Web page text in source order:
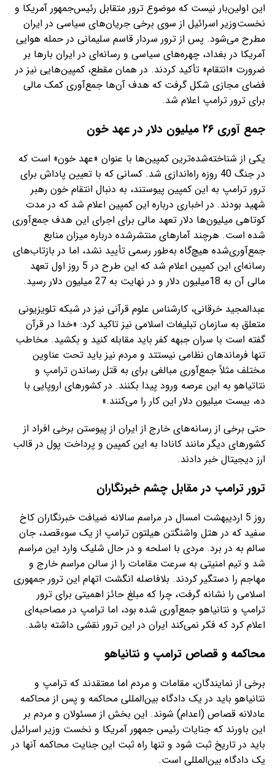
این اولین‌بار نیست که موضوع ترور متقابل رئیس‌جمهور آمریکا و
نخست‌وزیر اسرائیل از سوی برخی جریان‌های سیاسی در ایران
مطرح می‌شود. پس از ترور سردار قاسم سلیمانی در حمله هوایی
آمریکا در بغداد، چهره‌های سیاسی و رسانه‌ای در ایران بارها بر
ضرورت «انتقام» تأکید کردند. در همان مقطع، کمپین‌هایی نیز در
فضای مجازی شکل گرفت که هدف آن‌ها جمع‌آوری کمک مالی
برای ترور ترامپ اعلام شد.
جمع آوری ۲۶ میلیون دلار در عهد خون
یکی از شناخته‌شده‌ترین کمپین‌ها با عنوان «عهد خون» است که
در جنگ 40 روزه راه‌اندازی شد. کسانی که با تعیین پاداش برای
ترور ترامپ به این کمپین پیوستند، به دنبال انتقام خون رهبر
شهید بودند. در اخباری درباره این کمپین اعلام شد که در مدت
کوتاهی میلیون‌ها دلار تعهد مالی برای اجرای این هدف جمع‌آوری
شده است. هرچند آمارهای منتشرشده درباره میزان منابع
جمع‌آوری‌شده هیچ‌گاه به‌طور رسمی تأیید نشد، اما در بازتاب‌های
رسانه‌ای این کمپین اعلام شد که این طرح در 5 روز اول تعهد
مالی آن به 18میلیون دلار و در نهایت به 27 میلیون دلار رسید.
عبدالمجید خرقانی، کارشناس علوم قرآنی نیز در شبکه تلویزیونی
متعلق به سازمان تبلیغات اسلامی نیز تاکید کرد: «خدا در قرآن
گفته است با سران جبهه کفر باید مقابله کنید و بکشید. مخاطب
تنها فرماندهان نظامی نیستتد و مردم نیز باید تحت عناوین
مختلف مثلاً جمع‌آوری مبالغی برای به قتل رساندن ترامپ و
نتاتیاهو به این عرصه ورود پیدا بکنند. در کشورهای اروپایی با
ده، بیست میلیون دلار این کار را می‌کنند.»
حتی برخی از رسانه‌های خارج از ایران از پیوستن برخی افراد از
کشورهای دیگر مانند کانادا به این کمپین و پرداخت پول در قالب
ارز دیجیتال خبر دادند.
ترور ترامپ در مقابل چشم خبرنگاران
روز 5 اردیبهشت امسال در مراسم سالانه ضیافت خبرنگاران کاخ
سفید که در هتل واشنگتن هیلتون ترامپ از یک سوءقصد، جان
سالم به در برد. مردی با اسلحه و در حال شلیک وارد این مراسم
شد و تیم امنیتی به سرعت مقامات را از سالن مراسم خارج و
مهاجم را دستگیر کردند. بلافاصله انگشت اتهام این ترور جمهوری
اسلامی را نشانه گرفت، چرا که مبلغ حائز اهمیتی برای ترور
ترامپ و نتانیاهو جمع‌آوری شده بود، اما ترامپ در مصاحبه‌ای
اعلام کرد که فکر نمی‌کند ایران در این ترور نقشی داشته باشد.
محاکمه و قصاص ترامپ و نتانیاهو
برخی از نمایندگان، مقامات و مردم اما معتقدند که ترامپ و
نتانیاهو باید در یک دادگاه بین‌المللی محاکمه و پس از محاکمه
عادلانه قصاص (اعدام) شوند. این بخش از مسئولان و مردم بر
این باورند که جنایات رئیس جمهور آمریکا و نخست وزیر اسرائیل
باید در تاریخ ثبت شود و تنها راه ثبت این جنایت محاکمه آنها در
یک دادگاه بین‌المللی است.